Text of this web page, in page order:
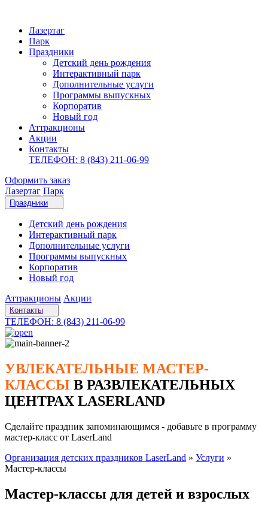
Лазертаг
Парк
Праздники
Детский день рождения
Интерактивный парк
Дополнительные услуги
Программы выпускных
Корпоратив
Новый год
Аттракционы
Акции
Контакты
ТЕЛЕФОН: 8 (843) 211-06-99
Оформить заказ
Лазертаг Парк
Праздники
Детский день рождения
Интерактивный парк
Дополнительные услуги
Программы выпускных
Корпоратив
Новый год
Аттракционы Акции
Контакты
ТЕЛЕФОН: 8 (843) 211-06-99
УВЛЕКАТЕЛЬНЫЕ МАСТЕР-
КЛАССЫ В РАЗВЛЕКАТЕЛЬНЫХ
ЦЕНТРАХ LASERLAND
Сделайте праздник запоминающимся - добавьте в программу
мастер-класс от LaserLand
Организация детских праздников LaserLand » Услуги »
Мастер-классы
Мастер-классы для детей и взрослых